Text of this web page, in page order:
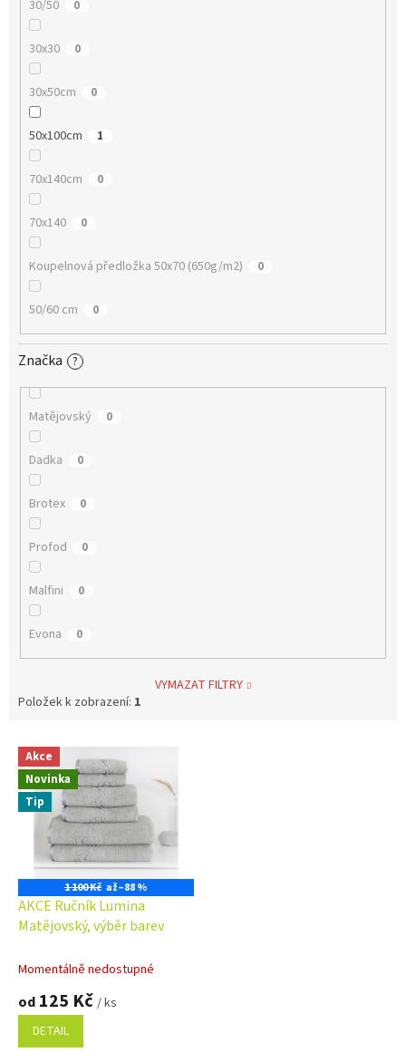
30/50 0
30x30 0
30x50cm 0
50x100cm 1
70x140cm 0
70x140 0
Koupelnová předložka 50x70 (650g/m2) 0
50/60 cm 0
Značka ?
Matějovský 0
Dadka 0
Brotex 0
Profod 0
Malfini 0
Evona 0
VYMAZAT FILTRY
Položek k zobrazení: 1
p
Akce
Novinka
Tip
1 100 Kč až–88 %
AKCE Ručník Lumina
Matějovský, výběr barev
Momentálně nedostupné
od 125 Kč / ks
DETAIL